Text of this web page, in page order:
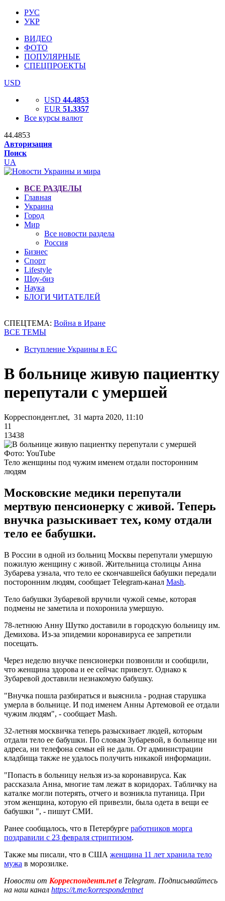
РУС
УКР
ВИДЕО
ФОТО
ПОПУЛЯРНЫЕ
СПЕЦПРОЕКТЫ
USD
USD 44.4853
EUR 51.3357
Все курсы валют
44.4853
Авторизация
Поиск
UA
ВСЕ РАЗДЕЛЫ
Главная
Украина
Город
Мир
Все новости раздела
Россия
Бизнес
Спорт
Lifestyle
Шоу-биз
Наука
БЛОГИ ЧИТАТЕЛЕЙ
СПЕЦТЕМА: Война в Иране
ВСЕ ТЕМЫ
Вступление Украины в ЕС
В больнице живую пациентку
перепутали с умершей
Корреспондент.net, 31 марта 2020, 11:10
11
13438
Фото: YouTube
Тело женщины под чужим именем отдали посторонним
людям
Московские медики перепутали
мертвую пенсионерку с живой. Теперь
внучка разыскивает тех, кому отдали
тело ее бабушки.
В России в одной из больниц Москвы перепутали умершую
пожилую женщину с живой. Жительница столицы Анна
Зубарева узнала, что тело ее скончавшейся бабушки передали
посторонним людям, сообщает Telegram-канал Mash.
Тело бабушки Зубаревой вручили чужой семье, которая
подмены не заметила и похоронила умершую.
78-летнюю Анну Шутко доставили в городскую больницу им.
Демихова. Из-за эпидемии коронавируса ее запретили
посещать.
Через неделю внучке пенсионерки позвонили и сообщили,
что женщина здорова и ее сейчас привезут. Однако к
Зубаревой доставили незнакомую бабушку.
"Внучка пошла разбираться и выяснила - родная старушка
умерла в больнице. И под именем Анны Артемовой ее отдали
чужим людям", - сообщает Mash.
32-летняя москвичка теперь разыскивает людей, которым
отдали тело ее бабушки. По словам Зубаревой, в больнице ни
адреса, ни телефона семьи ей не дали. От администрации
кладбища также не удалось получить никакой информации.
"Попасть в больницу нельзя из-за коронавируса. Как
рассказала Анна, многие там лежат в коридорах. Табличку на
каталке могли потерять, отчего и возникла путаница. При
этом женщина, которую ей привезли, была одета в вещи ее
бабушки ", - пишут СМИ.
Ранее сообщалось, что в Петербурге работников морга
поздравили с 23 февраля стриптизом.
Также мы писали, что в США женщина 11 лет хранила тело
мужа в морозилке.
Новости от Корреспондент.netв Telegram. Подписывайтесь
на наш канал https://t.me/korrespondentnet